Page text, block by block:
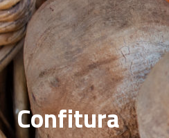
Confitura